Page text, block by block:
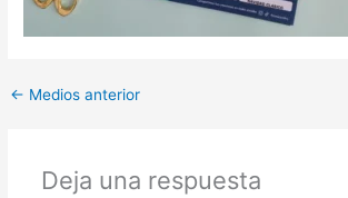
← Medios anterior
Deja una respuesta